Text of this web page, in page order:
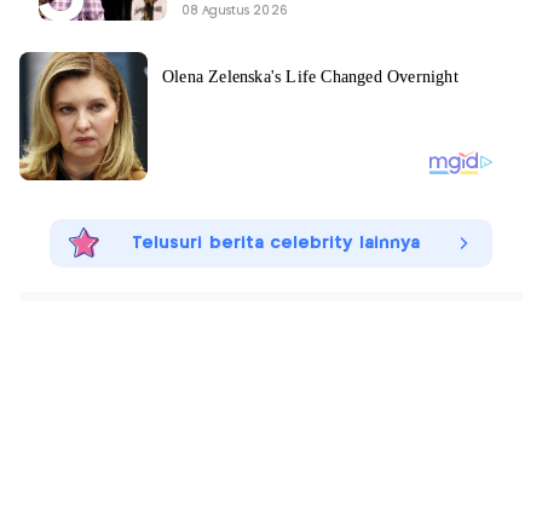
08 Agustus 2026
Telusuri berita celebrity lainnya